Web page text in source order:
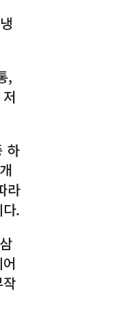
,
하
라
.